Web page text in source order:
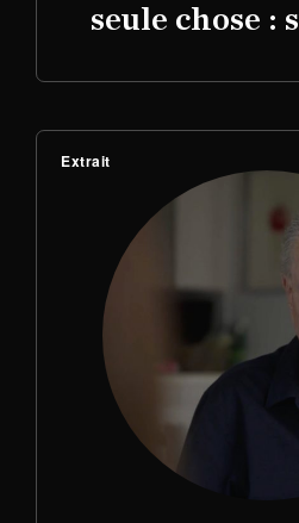
seule chose :
Extrait